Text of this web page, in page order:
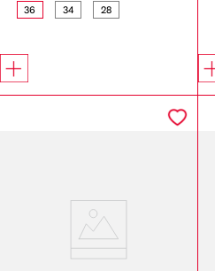
36 34 28